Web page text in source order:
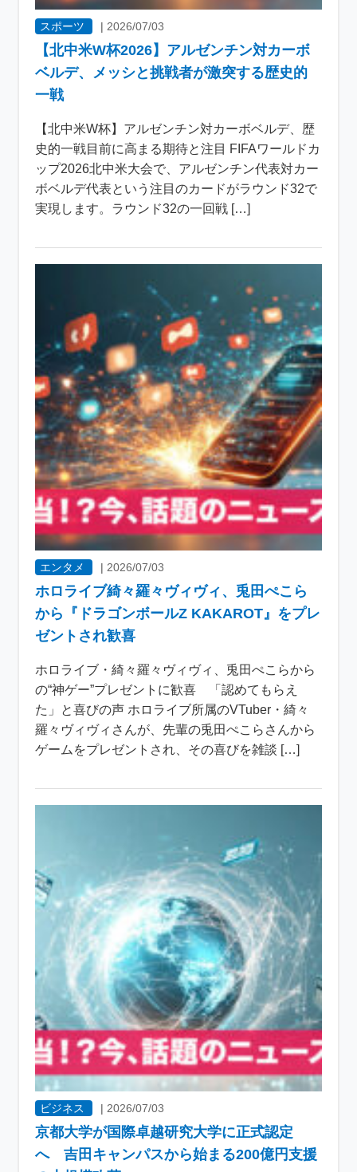
スポーツ | 2026/07/03
【北中米W杯2026】アルゼンチン対カーボ
ベルデ、メッシと挑戦者が激突する歴史的
一戦
【北中米W杯】アルゼンチン対カーボベルデ、歴
史的一戦目前に高まる期待と注目 FIFAワールドカ
ップ2026北中米大会で、アルゼンチン代表対カー
ボベルデ代表という注目のカードがラウンド32で
実現します。ラウンド32の一回戦 […]
エンタメ | 2026/07/03
ホロライブ綺々羅々ヴィヴィ、兎田ぺこら
から『ドラゴンボールZ KAKAROT』をプレ
ゼントされ歓喜
ホロライブ・綺々羅々ヴィヴィ、兎田ぺこらから
の“神ゲー”プレゼントに歓喜 「認めてもらえ
た」と喜びの声 ホロライブ所属のVTuber・綺々
羅々ヴィヴィさんが、先輩の兎田ぺこらさんから
ゲームをプレゼントされ、その喜びを雑談 […]
ビジネス |2026/07/03
京都大学が国際卓越研究大学に正式認定
へ 吉田キャンパスから始まる200億円支援